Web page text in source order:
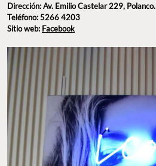
Dirección: Av. Emilio Castelar 229, Polanco.
Teléfono: 5266 4203
Sitio web: Facebook